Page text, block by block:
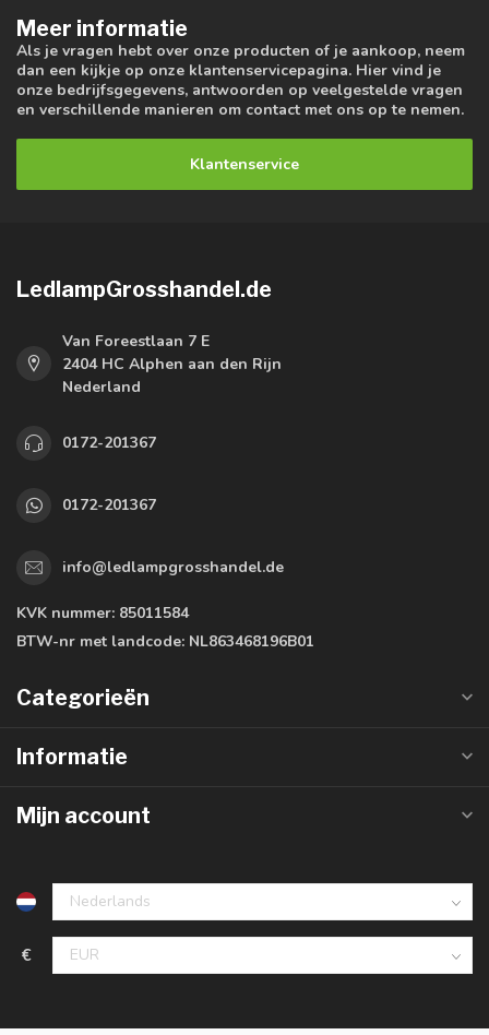
Meer informatie
Als je vragen hebt over onze producten of je aankoop, neem
dan een kijkje op onze klantenservicepagina. Hier vind je
onze bedrijfsgegevens, antwoorden op veelgestelde vragen
en verschillende manieren om contact met ons op te nemen.
Klantenservice
LedlampGrosshandel.de
Van Foreestlaan 7 E
2404 HC Alphen aan den Rijn
Nederland
0172-201367
0172-201367
info@ledlampgrosshandel.de
KVK nummer: 85011584
BTW-nr met landcode: NL863468196B01
Categorieën
Informatie
Mijn account
€